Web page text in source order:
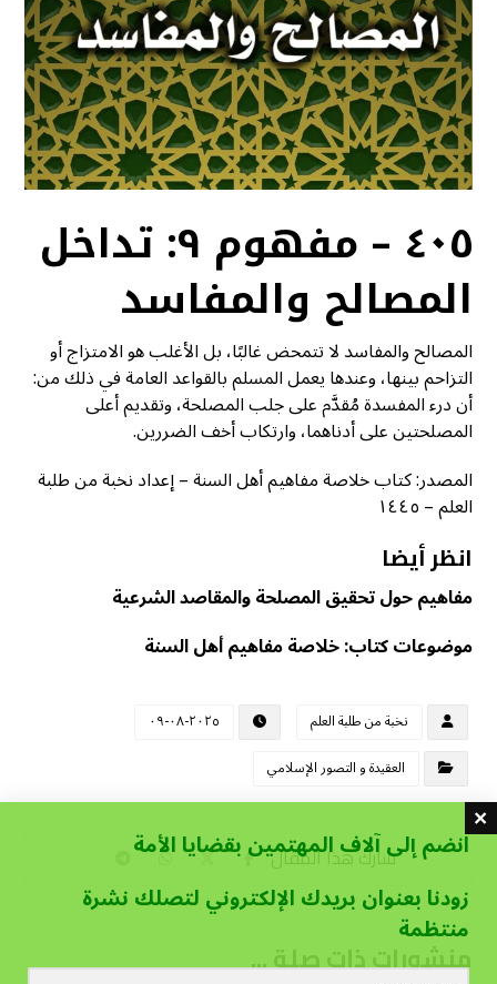
٤٠٥ – مفهوم ٩: تداخل
المصالح والمفاسد
المصالح والمفاسد لا تتمحض غالبًا، بل الأغلب هو الامتزاج أو
التزاحم بينها، وعندها يعمل المسلم بالقواعد العامة في ذلك من:
أن درء المفسدة مُقدَّم على جلب المصلحة، وتقديم أعلى
المصلحتين على أدناهما، وارتكاب أخف الضررين.
المصدر: كتاب خلاصة مفاهيم أهل السنة – إعداد نخبة من طلبة
العلم – ١٤٤٥
انظر أيضا
مفاهيم حول تحقيق المصلحة والمقاصد الشرعية
موضوعات كتاب: خلاصة مفاهيم أهل السنة
نخبة من طلبة العلم
٢٠٢٥-٠٨-٠٩
العقيدة و التصور الإسلامي
منشورات ذات صلة ...
انضم إلى آلاف المهتمين بقضايا الأمة
زودنا بعنوان بريدك الإلكتروني لتصلك نشرة
منتظمة